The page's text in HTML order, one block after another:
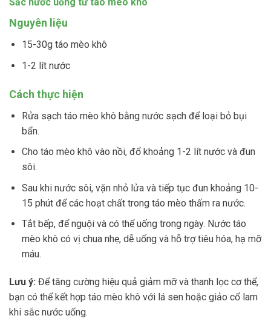
Sắc nước uống từ táo mèo khô
Nguyên liệu
15-30g táo mèo khô
1-2 lít nước
Cách thực hiện
Rửa sạch táo mèo khô bằng nước sạch để loại bỏ bụi
bẩn.
Cho táo mèo khô vào nồi, đổ khoảng 1-2 lít nước và đun
sôi.
Sau khi nước sôi, vặn nhỏ lửa và tiếp tục đun khoảng 10-
15 phút để các hoạt chất trong táo mèo thấm ra nước.
Tắt bếp, để nguội và có thể uống trong ngày. Nước táo
mèo khô có vị chua nhẹ, dễ uống và hỗ trợ tiêu hóa, hạ mỡ
máu.
Lưu ý: Để tăng cường hiệu quả giảm mỡ và thanh lọc cơ thể,
bạn có thể kết hợp táo mèo khô với lá sen hoặc giảo cổ lam
khi sắc nước uống.